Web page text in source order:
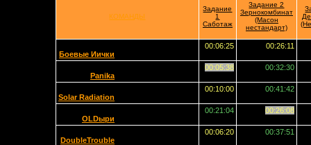
КОМАНДЫ
Задание
1
Саботаж
Задание 2
Зернокомбинат
(Масон
нестандарт)
Боевые Иички
00:06:25 00:26:11
Panika
00:05:38 00:32:30
Solar Radiation
00:10:00 00:41:42
OLDыри
00:21:04 00:26:08
DoubleTrouble
00:06:20 00:37:51